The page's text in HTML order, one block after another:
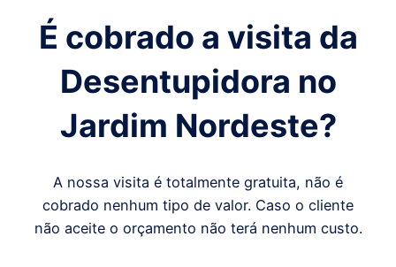
É cobrado a visita da
Desentupidora no
Jardim Nordeste?
A nossa visita é totalmente gratuita, não é
cobrado nenhum tipo de valor. Caso o cliente
não aceite o orçamento não terá nenhum custo.